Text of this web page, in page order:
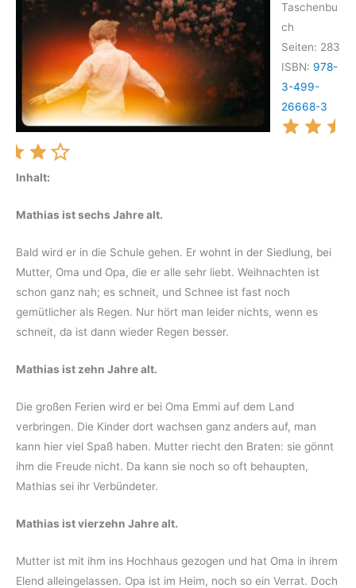
Taschenbu
ch
Seiten: 283
ISBN: 978-
3-499-
26668-3
Inhalt:
Mathias ist sechs Jahre alt.
Bald wird er in die Schule gehen. Er wohnt in der Siedlung, bei
Mutter, Oma und Opa, die er alle sehr liebt. Weihnachten ist
schon ganz nah; es schneit, und Schnee ist fast noch
gemütlicher als Regen. Nur hört man leider nichts, wenn es
schneit, da ist dann wieder Regen besser.
Mathias ist zehn Jahre alt.
Die großen Ferien wird er bei Oma Emmi auf dem Land
verbringen. Die Kinder dort wachsen ganz anders auf, man
kann hier viel Spaß haben. Mutter riecht den Braten: sie gönnt
ihm die Freude nicht. Da kann sie noch so oft behaupten,
Mathias sei ihr Verbündeter.
Mathias ist vierzehn Jahre alt.
Mutter ist mit ihm ins Hochhaus gezogen und hat Oma in ihrem
Elend alleingelassen. Opa ist im Heim, noch so ein Verrat. Doch